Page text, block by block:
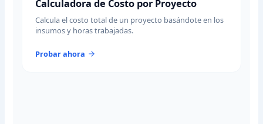
Calculadora de Costo por Proyecto
Calcula el costo total de un proyecto basándote en los
insumos y horas trabajadas.
Probar ahora